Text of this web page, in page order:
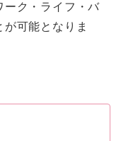
ーク・ライフ・バ
可能となりま